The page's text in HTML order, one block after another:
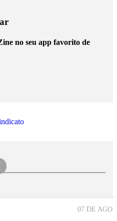
no seu app favorito de
07 DE AGO